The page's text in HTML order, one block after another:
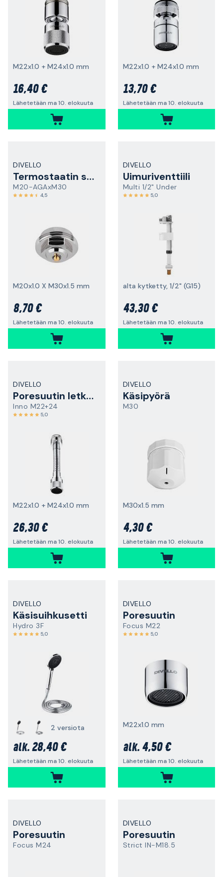
M22x1.0 + M24x1.0 mm
16,40 €
Lähetetään ma 10. elokuuta
M22x1.0 + M24x1.0 mm
13,70 €
Lähetetään ma 10. elokuuta
DIVELLO
Termostaatin sovitin
M20-AGAxM30
4,5
M20x1.0 X M30x1.5 mm
8,70 €
Lähetetään ma 10. elokuuta
DIVELLO
Uimuriventtiili
Multi 1/2" Under
5,0
alta kytketty, 1/2" (G15)
43,30 €
Lähetetään ma 10. elokuuta
DIVELLO
Poresuutin letkulla
Inno M22+24
5,0
M22x1.0 + M24x1.0 mm
26,30 €
Lähetetään ma 10. elokuuta
DIVELLO
Käsipyörä
M30
M30x1.5 mm
4,30 €
Lähetetään ma 10. elokuuta
DIVELLO
Käsisuihkusetti
Hydro 3F
5,0
2 versiota
alk. 28,40 €
Lähetetään ma 10. elokuuta
DIVELLO
Poresuutin
Focus M22
5,0
M22x1.0 mm
alk. 4,50 €
Lähetetään ma 10. elokuuta
DIVELLO
Poresuutin
Focus M24
DIVELLO
Poresuutin
Strict IN-M18.5